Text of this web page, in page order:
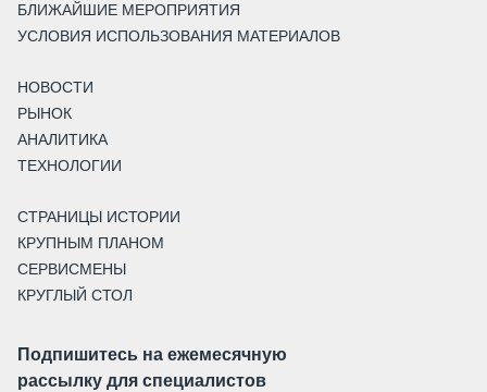
БЛИЖАЙШИЕ МЕРОПРИЯТИЯ
УСЛОВИЯ ИСПОЛЬЗОВАНИЯ МАТЕРИАЛОВ
НОВОСТИ
РЫНОК
АНАЛИТИКА
ТЕХНОЛОГИИ
СТРАНИЦЫ ИСТОРИИ
КРУПНЫМ ПЛАНОМ
СЕРВИСМЕНЫ
КРУГЛЫЙ СТОЛ
Подпишитесь на ежемесячную
рассылку для специалистов